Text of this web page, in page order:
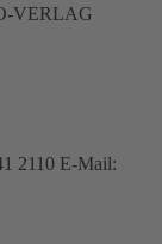
VERLAG
2110 E-Mail: